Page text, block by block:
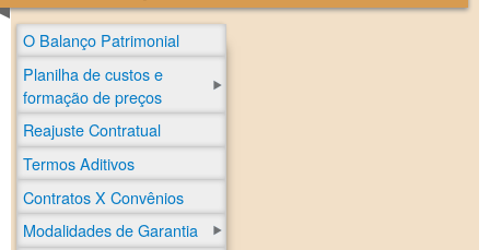
O Balanço Patrimonial
Planilha de custos e
formação de preços
Reajuste Contratual
Termos Aditivos
Contratos X Convênios
Modalidades de Garantia